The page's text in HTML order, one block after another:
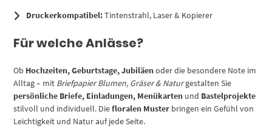
Druckerkompatibel:Tintenstrahl, Laser & Kopierer
Für welche Anlässe?
Ob Hochzeiten, Geburtstage, Jubiläenoder die besondere Note im
Alltag – mit Briefpapier Blumen, Gräser & Naturgestalten Sie
persönliche Briefe, Einladungen, Menükarten und Bastelprojekte
stilvoll und individuell. Diefloralen Muster bringen ein Gefühl von
Leichtigkeit und Natur auf jede Seite.